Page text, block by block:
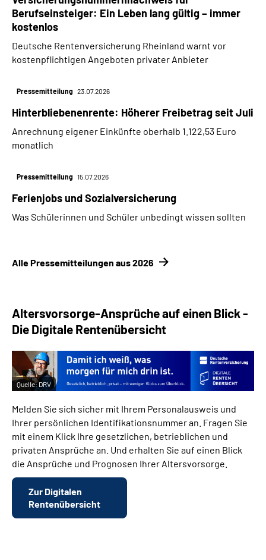
Berufseinsteiger: Ein Leben lang gültig – immer
kostenlos
Deutsche Rentenversicherung Rheinland warnt vor
kostenpflichtigen Angeboten privater Anbieter
Pressemitteilung 23.07.2026
Hinterbliebenenrente: Höherer Freibetrag seit Juli
Anrechnung eigener Einkünfte oberhalb 1.122,53 Euro
monatlich
Pressemitteilung 15.07.2026
Ferienjobs und Sozialversicherung
Was Schülerinnen und Schüler unbedingt wissen sollten
Alle Pressemitteilungen aus 2026
Altersvorsorge-Ansprüche auf einen Blick -
Die Digitale Rentenübersicht
Quelle:DRV
Melden Sie sich sicher mit Ihrem Personalausweis und
Ihrer persönlichen Identifikationsnummer an. Fragen Sie
mit einem Klick Ihre gesetzlichen, betrieblichen und
privaten Ansprüche an. Und erhalten Sie auf einen Blick
die Ansprüche und Prognosen Ihrer Altersvorsorge.
Zur Digitalen
Rentenübersicht